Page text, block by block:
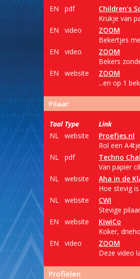
EN
pdf
Children's
Krukje van
EN
video
ZOOM
Bekertjes
EN
video
ZOOM
Bekers
EN
website
ZOOM
...en op 1
Pilaar
Taal Type
Link
NL
website
Proefjes.nl
Rol een
NL
pdf
Techno
Van papier
NL
website
Aha in de
Hoe stevig
NL
website
CWI
Stevige
EN
website
KiwiCo
Koker,
EN
video
ZOOM
Deze video
Profielen